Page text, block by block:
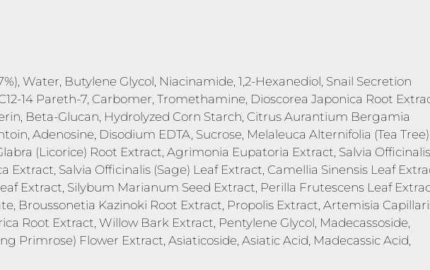
Water, Butylene Glycol, Niacinamide, 1,2-Hexanediol, Snail Secretion
14 Pareth-7, Carbomer, Tromethamine, Dioscorea Japonica Root
Beta-Glucan, Hydrolyzed Corn Starch, Citrus Aurantium Bergamia
Adenosine, Disodium EDTA, Sucrose, Melaleuca Alternifolia (Tea Tree)
(Licorice) Root Extract, Agrimonia Eupatoria Extract, Salvia Officinalis
Extract, Salvia Officinalis (Sage) Leaf Extract, Camellia Sinensis Leaf
Extract, Silybum Marianum Seed Extract, Perilla Frutescens Leaf
Broussonetia Kazinoki Root Extract, Propolis Extract, Artemisia
Root Extract, Willow Bark Extract, Pentylene Glycol, Madecassoside,
Primrose) Flower Extract, Asiaticoside, Asiatic Acid, Madecassic Acid,